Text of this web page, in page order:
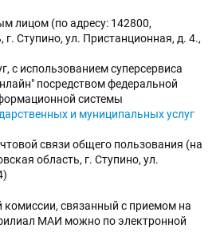
лицом (по адресу: 142800,
г. Ступино, ул. Пристанционная, д. 4.,
с использованием суперсервиса
посредством федеральной
системы
и муниципальных услуг
связи общего пользования (на
область, г. Ступино, ул.
комиссии, связанный с приемом на
МАИ можно по электронной